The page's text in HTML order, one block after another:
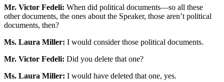
Mr. Victor Fedeli: When did political documents—so all these
other documents, the ones about the Speaker, those aren’t political
documents, then?
Ms. Laura Miller: I would consider those political documents.
Mr. Victor Fedeli: Did you delete that one?
Ms. Laura Miller: I would have deleted that one, yes.